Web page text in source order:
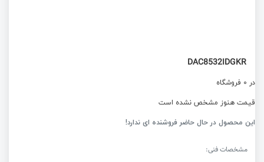
DAC8532IDGKR
در 0 فروشگاه
قیمت هنوز مشخص نشده است
این محصول در حال حاضر فروشنده ای ندارد!
مشخصات فنی: